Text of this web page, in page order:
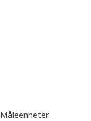
Måleenheter